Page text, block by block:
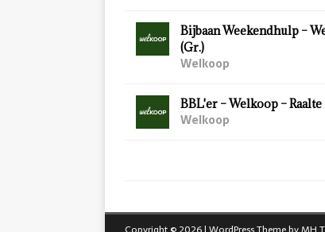
Bijbaan Weekendhulp –
(Gr.)
Welkoop
BBL'er – Welkoop – Raalte
Welkoop